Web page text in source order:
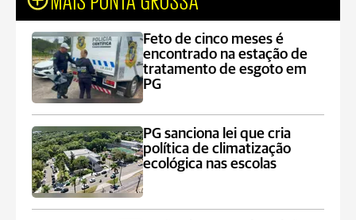
Feto de cinco meses é
encontrado na estação de
tratamento de esgoto em
PG
PG sanciona lei que cria
política de climatização
ecológica nas escolas